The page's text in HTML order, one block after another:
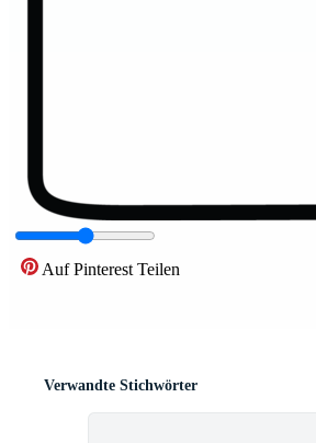
Auf Pinterest Teilen
Verwandte Stichwörter